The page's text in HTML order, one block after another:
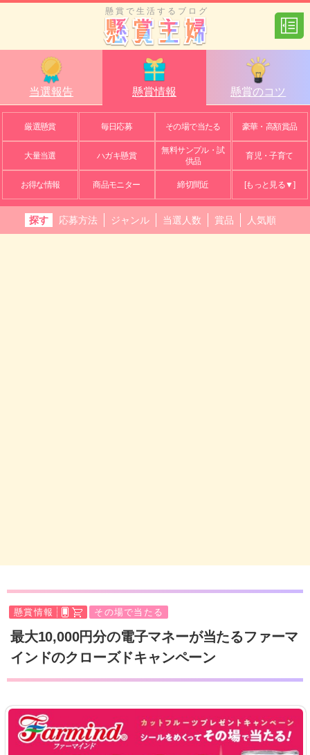
懸賞で生活するブログ
当選報告 懸賞情報 懸賞のコツ
厳選懸賞 毎日応募 その場で当たる 豪華・高額賞品
大量当選 ハガキ懸賞
無料サンプル・試
供品
育児・子育て
お得な情報 商品モニター 締切間近 [もっと見る▼]
探す 応募方法 ジャンル 当選人数 賞品 人気順
懸賞情報 その場で当たる
最大10,000円分の電子マネーが当たるファーマ
インドのクローズドキャンペーン